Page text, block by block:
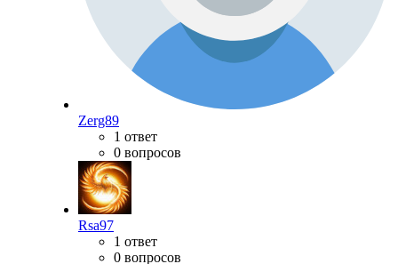
Zerg89
1 ответ
0 вопросов
Rsa97
1 ответ
0 вопросов